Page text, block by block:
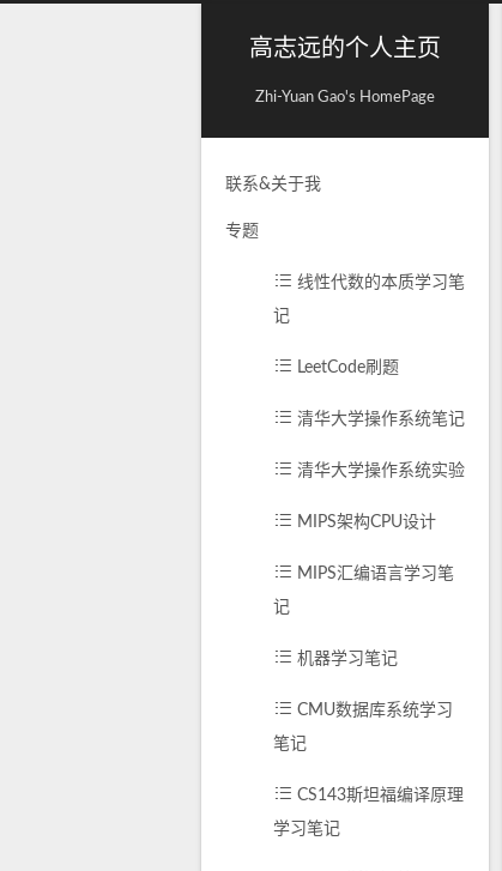
高志远的个人主页
Zhi-Yuan Gao's HomePage
联系&关于我
专题
线性代数的本质学习笔
记
LeetCode刷题
清华大学操作系统笔记
清华大学操作系统实验
MIPS架构CPU设计
MIPS汇编语言学习笔
记
机器学习笔记
CMU数据库系统学习
笔记
CS143斯坦福编译原理
学习笔记